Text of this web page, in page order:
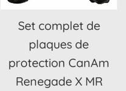
Set complet de
plaques de
protection CanAm
Renegade X MR